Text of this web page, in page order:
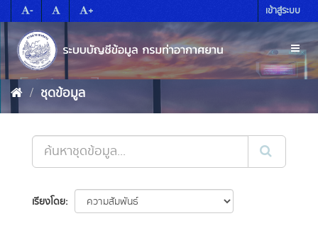
to
content
- + เข้าสู่ระบบ
ชุดข้อมูล
เรียงโดย